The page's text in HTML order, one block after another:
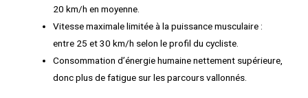
20 km/h en moyenne.
Vitesse maximale limitée à la puissance musculaire :
entre 25 et 30 km/h selon le profil du cycliste.
Consommation d’énergie humaine nettement supérieure,
donc plus de fatigue sur les parcours vallonnés.